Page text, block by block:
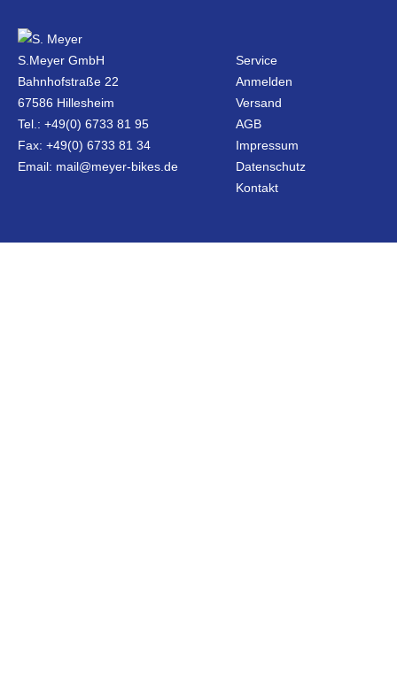
S.Meyer GmbH
Bahnhofstraße 22
67586 Hillesheim
Tel.: +49(0) 6733 81 95
Fax: +49(0) 6733 81 34
Email: mail@meyer-bikes.de
Service
Anmelden
Versand
AGB
Impressum
Datenschutz
Kontakt